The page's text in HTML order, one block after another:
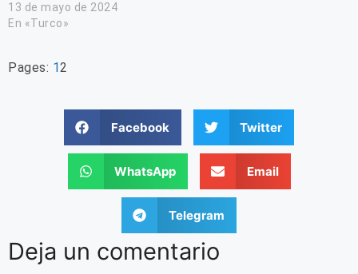
13 de mayo de 2024
En «Turco»
Pages: 12
Facebook Twitter
WhatsApp Email
Telegram
Deja un comentario